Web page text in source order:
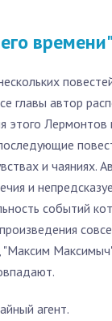
главы автор
этого Лермонтов
и чаяниях.
и
событий
"Максим
агент.